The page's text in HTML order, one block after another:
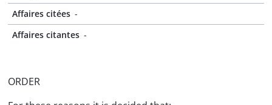
Affaires citées -
Affaires citantes -
ORDER